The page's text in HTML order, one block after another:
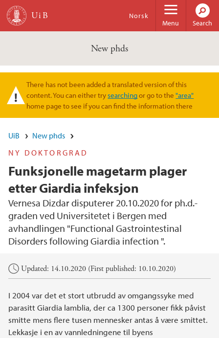
Skip to main content
Menu
Norsk
Search
New phds
Warning message
There has not been added a translated version of this
content. You can either trysearchingor go to the"area"
home page to see if you can find the information there
UiB
New phds
NY DOKTORGRAD
Funksjonelle magetarm plager
etter Giardia infeksjon
Vernesa Dizdar disputerer 20.10.2020 for ph.d.-
graden ved Universitetet i Bergen med
avhandlingen "Functional Gastrointestinal
Disorders following Giardia infection ".
Main content
Updated: 14.10.2020 (First published: 10.10.2020)
I 2004 var det et stort utbrudd av omgangssyke med
parasitt Giardia lamblia, der ca 1300 personer fikk påvist
smitte mens flere tusen mennesker antas å være smittet.
Lekkasje i en av vannledningene til byens